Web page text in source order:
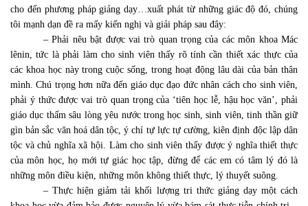
cho đến phương pháp giảng dạy…xuất phát từ những giác độ đó, chúng
tôi mạnh dạn đề ra mấy kiến nghị và giải pháp sau đây:
– Phải nêu bật được vai trò quan trọng của các môn khoa Mác
lênin, tức là phải làm cho sinh viên thấy rõ tính cần thiết xác thực của
các khoa học này trong cuộc sống, trong hoạt động lâu dài của bản thân
mình. Chú trọng hơn nữa đến giáo dục đạo đức nhân cách cho sinh viên,
phải ý thức được vai trò quan trọng của ‘tiên học lễ, hậu học văn’, phải
giáo dục thấm sâu lòng yêu nước trong học sinh, sinh viên, tinh thần giữ
gìn bản sắc văn hoá dân tộc, ý chí tự lực tự cường, kiên định độc lập dân
tộc và chủ nghĩa xã hội. Làm cho sinh viên thấy được ý nghĩa thiết thực
của môn học, họ mới tự giác học tập, đừng để các em có tâm lý đó là
những môn điều kiện, những môn không thiết thực, lý thuyết suông.
– Thực hiện giảm tải khối lượng tri thức giảng dạy một cách